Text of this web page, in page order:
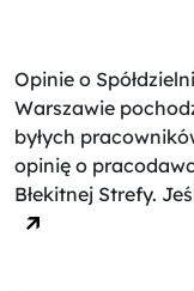
Opinie o
Warszawie
byłych
opinię o
Błekitnej Strefy.